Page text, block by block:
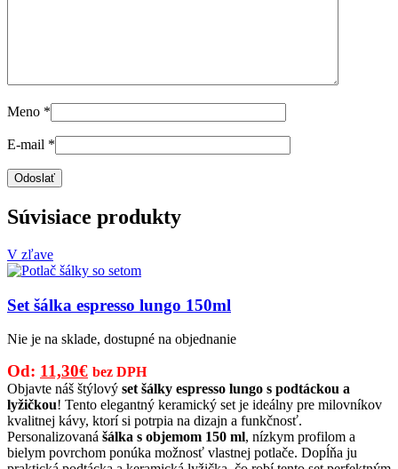
Meno *
E-mail *
Súvisiace produkty
V zľave
Set šálka espresso lungo 150ml
Nie je na sklade, dostupné na objednanie
Od: Pôvodná
cena
bola:
16,00€.
11,30€Aktuálna
cena
je:
11,30€.
bez DPH
Objavte náš štýlový set šálky espresso lungo s podtáckou a
lyžičkou! Tento elegantný keramický set je ideálny pre milovníkov
kvalitnej kávy, ktorí si potrpia na dizajn a funkčnosť.
Personalizovaná šálka s objemom 150 ml, nízkym profilom a
bielym povrchom ponúka možnosť vlastnej potlače. Dopĺňa ju